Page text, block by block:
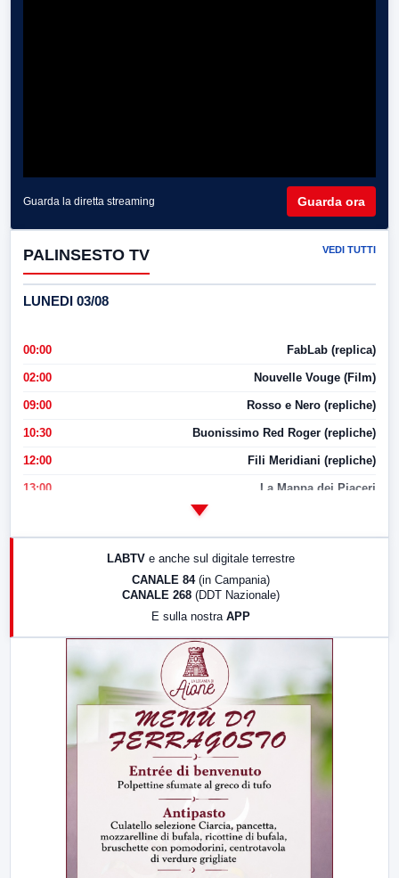
Guarda la diretta streaming Guarda ora
PALINSESTO TV VEDI TUTTI
LUNEDI 03/08
00:00 FabLab (replica)
02:00 Nouvelle Vouge (Film)
09:00 Rosso e Nero (repliche)
10:30 Buonissimo Red Roger (repliche)
12:00 Fili Meridiani (repliche)
13:00 La Mappa dei Piaceri
LABTV e anche sul digitale terrestre
CANALE 84 (in Campania)
CANALE 268 (DDT Nazionale)
E sulla nostra APP